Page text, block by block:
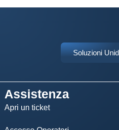
Soluzioni
Assistenza
Apri un ticket